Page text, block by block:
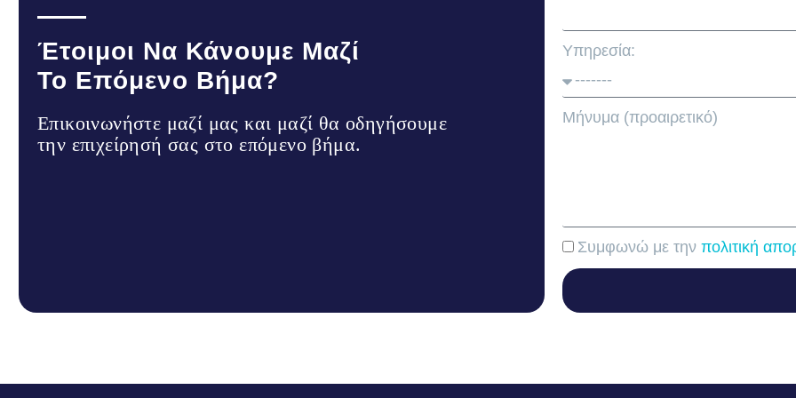
Έτοιμοι Να Κάνουμε Μαζί
Το Επόμενο Βήμα?
Επικοινωνήστε μαζί μας και μαζί θα οδηγήσουμε
την επιχείρησή σας στο επόμενο βήμα.
Υπηρεσία:
Μήνυμα (προαιρετικό)
Συμφωνώ με την πολιτική